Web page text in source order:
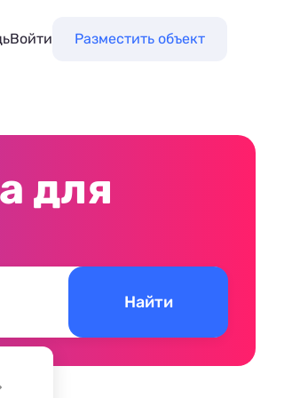
Войти Разместить объект
для
Найти